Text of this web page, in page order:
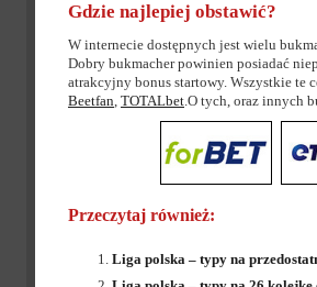
Gdzie najlepiej obstawić?
W internecie dostępnych jest wielu
Dobry bukmacher powinien posiadać
atrakcyjny bonus startowy. Wszystkie te
Beetfan, TOTALbet.O tych, oraz innych
Przeczytaj również:
Liga polska – typy na